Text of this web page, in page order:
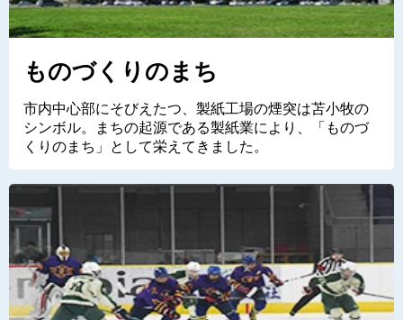
ものづくりのまち
市内中心部にそびえたつ、製紙工場の煙突は苫小牧の
シンボル。まちの起源である製紙業により、「ものづ
くりのまち」として栄えてきました。